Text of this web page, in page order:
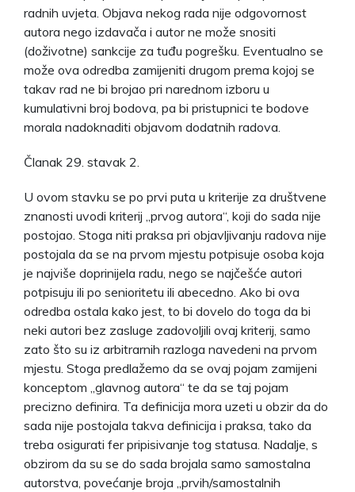
radnih uvjeta. Objava nekog rada nije odgovornost
autora nego izdavača i autor ne može snositi
(doživotne) sankcije za tuđu pogrešku. Eventualno se
može ova odredba zamijeniti drugom prema kojoj se
takav rad ne bi brojao pri narednom izboru u
kumulativni broj bodova, pa bi pristupnici te bodove
morala nadoknaditi objavom dodatnih radova.
Članak 29. stavak 2.
U ovom stavku se po prvi puta u kriterije za društvene
znanosti uvodi kriterij „prvog autora“, koji do sada nije
postojao. Stoga niti praksa pri objavljivanju radova nije
postojala da se na prvom mjestu potpisuje osoba koja
je najviše doprinijela radu, nego se najčešće autori
potpisuju ili po senioritetu ili abecedno. Ako bi ova
odredba ostala kako jest, to bi dovelo do toga da bi
neki autori bez zasluge zadovoljili ovaj kriterij, samo
zato što su iz arbitrarnih razloga navedeni na prvom
mjestu. Stoga predlažemo da se ovaj pojam zamijeni
konceptom „glavnog autora“ te da se taj pojam
precizno definira. Ta definicija mora uzeti u obzir da do
sada nije postojala takva definicija i praksa, tako da
treba osigurati fer pripisivanje tog statusa. Nadalje, s
obzirom da su se do sada brojala samo samostalna
autorstva, povećanje broja „prvih/samostalnih